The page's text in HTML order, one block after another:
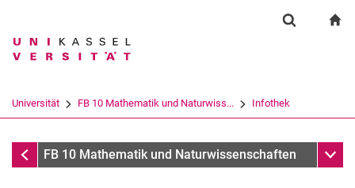
Springe direkt zu: Inhalt
Springe direkt zu: Suche
Springe direkt zu:
Suchbegriff
Suchen (öffnet externen Link in einem
Universität FB 10 Mathematik und Naturwiss... Infothek
InfothekFB 10 Mathematik und Naturwissenschaften